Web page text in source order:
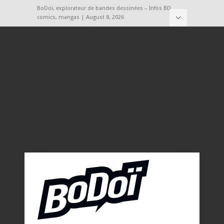
BoDoï, explorateur de bandes dessinées – Infos BD,
comics, mangas | August 8, 2026